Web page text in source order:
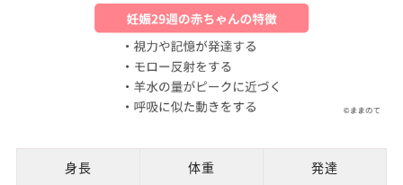
身長 体重 発達